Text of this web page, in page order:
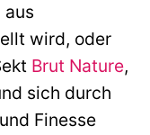
aus
wird, oder
Brut Nature,
sich durch
Finesse